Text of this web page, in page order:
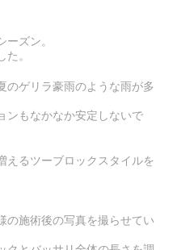
ズン。
。
のゲリラ豪雨のような雨が多
ンもなかなか安定しないで
えるツーブロックスタイルを
の施術後の写真を撮らせてい